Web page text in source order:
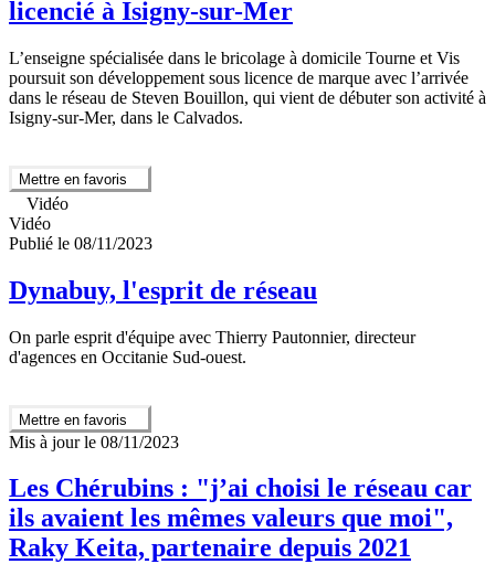
licencié à Isigny-sur-Mer
L’enseigne spécialisée dans le bricolage à domicile Tourne et Vis
poursuit son développement sous licence de marque avec l’arrivée
dans le réseau de Steven Bouillon, qui vient de débuter son activité à
Isigny-sur-Mer, dans le Calvados.
Mettre en favoris
Vidéo
Vidéo
Publié le 08/11/2023
Dynabuy, l'esprit de réseau
On parle esprit d'équipe avec Thierry Pautonnier, directeur
d'agences en Occitanie Sud-ouest.
Mettre en favoris
Mis à jour le 08/11/2023
Les Chérubins : "j’ai choisi le réseau car
ils avaient les mêmes valeurs que moi",
Raky Keita, partenaire depuis 2021